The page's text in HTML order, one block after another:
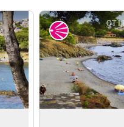
OT
Point de vue